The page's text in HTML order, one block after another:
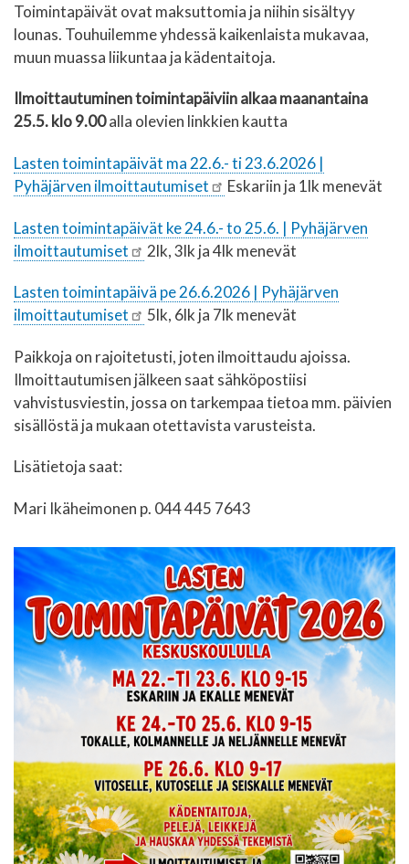
Toimintapäivät ovat maksuttomia ja niihin sisältyy
lounas. Touhuilemme yhdessä kaikenlaista mukavaa,
muun muassa liikuntaa ja kädentaitoja.
Ilmoittautuminen toimintapäiviin alkaa maanantaina
25.5. klo 9.00alla olevien linkkien kautta
Lasten toimintapäivät ma 22.6.- ti 23.6.2026 |
Pyhäjärven ilmoittautumiset
Eskariin ja 1lk menevät
Lasten toimintapäivät ke 24.6.- to 25.6. | Pyhäjärven
ilmoittautumiset
2lk, 3lk ja 4lk menevät
Lasten toimintapäivä pe 26.6.2026 | Pyhäjärven
ilmoittautumiset
5lk, 6lk ja 7lk menevät
Paikkoja on rajoitetusti, joten ilmoittaudu ajoissa.
Ilmoittautumisen jälkeen saat sähköpostiisi
vahvistusviestin, jossa on tarkempaa tietoa mm. päivien
sisällöstä ja mukaan otettavista varusteista.
Lisätietoja saat:
Mari Ikäheimonen p. 044 445 7643